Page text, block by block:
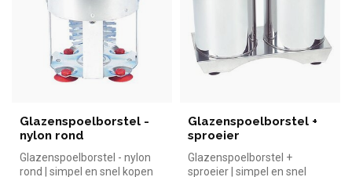
Glazenspoelborstel -
nylon rond
Glazenspoelborstel - nylon
rond | simpel en snel kopen
Glazenspoelborstel +
sproeier
Glazenspoelborstel +
sproeier | simpel en snel